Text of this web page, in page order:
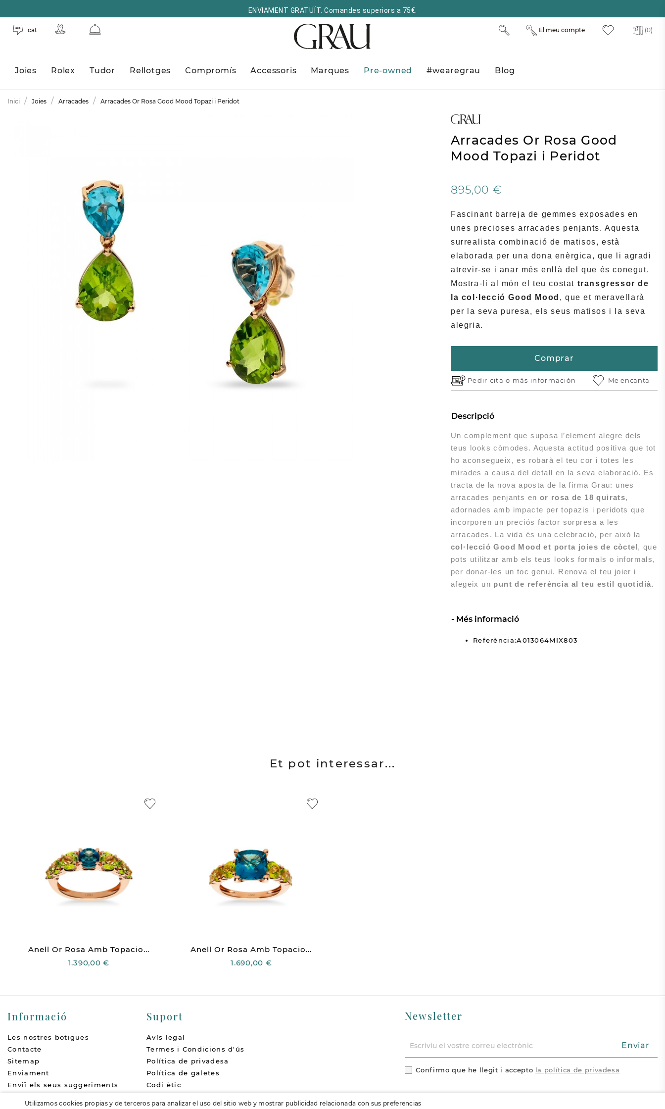
ENVIAMENT GRATUÏT. Comandes superiors a 75€.
cat (0)
El meu compte
Joies Rolex Tudor Rellotges Compromís Accessoris Marques Pre-owned #wearegrau Blog
Inici Joies Arracades Arracades Or Rosa Good Mood Topazi i Peridot
Arracades Or Rosa Good
Mood Topazi i Peridot
895,00 €
Fascinant barreja de gemmes exposades en
unes precioses arracades penjants. Aquesta
surrealista combinació de matisos, està
elaborada per una dona enèrgica, que li agradi
atrevir-se i anar més enllà del que és conegut.
Mostra-li al món el teu costat transgressor de
la col·lecció Good Mood , que et meravellarà
per la seva puresa, els seus matisos i la seva
alegria.
Comprar
Pedir cita o más información Me encanta
Descripció
Un complement que suposa l’element alegre dels
teus looks còmodes. Aquesta actitud positiva que tot
ho aconsegueix, es robarà el teu cor i totes les
mirades a causa del detall en la seva elaboració. Es
tracta de la nova aposta de la firma Grau: unes
arracades penjants en or rosa de 18 quirats,
adornades amb impacte per topazis i peridots que
incorporen un preciós factor sorpresa a les
arracades. La vida és una celebració, per això la
col·lecció Good Mood et porta joies de còctel, que
pots utilitzar amb els teus looks formals o informals,
per donar-les un toc genuí. Renova el teu joier i
afegeix un punt de referència al teu estil quotidià.
Més informació
Referència:A013064MIX803
Et pot interessar...
Anell Or Rosa Amb Topacio...
1.390,00 €
Anell Or Rosa Amb Topacio...
1.690,00 €
Informació
Les nostres botigues
Contacte
Sitemap
Enviament
Enviï els seus suggeriments
Suport
Avís legal
Termes i Condicions d'ús
Política de privadesa
Política de galetes
Codi ètic
Newsletter
Enviar
Confirmo que he llegit i accepto la política de privadesa
Utilizamos cookies propias y de terceros para analizar el uso del sitio web y mostrar publicidad relacionada con sus preferencias